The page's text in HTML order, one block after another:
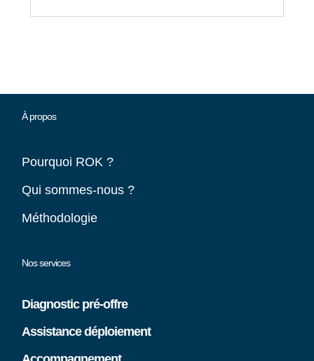
À propos
Pourquoi ROK ?
Qui sommes-nous ?
Méthodologie
Nos services
Diagnostic pré-offre
Assistance déploiement